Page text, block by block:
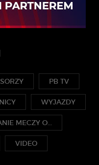
PB TV
WYJAZDY
MECZY O...
VIDEO